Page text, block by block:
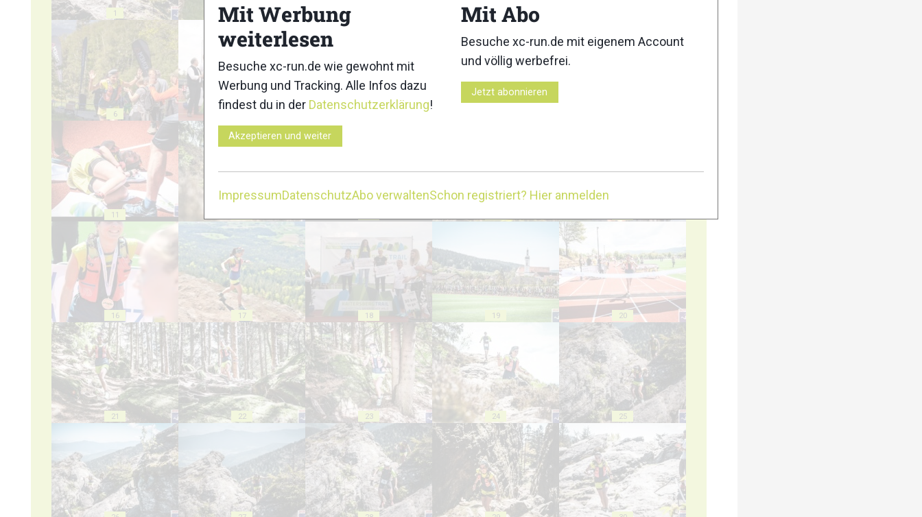
1 2 4
6
11
16 17 18 19 20
21 22 23 24 25
Mit Werbung
weiterlesen
Besuche xc-run.de wie gewohnt mit
Werbung und Tracking. Alle Infos dazu
findest du in der Datenschutzerklärung!
Akzeptieren und weiter
Mit Abo
Besuche xc-run.de mit eigenem Account
und völlig werbefrei.
Jetzt abonnieren
ImpressumDatenschutzAbo verwaltenSchon registriert? Hier anmelden